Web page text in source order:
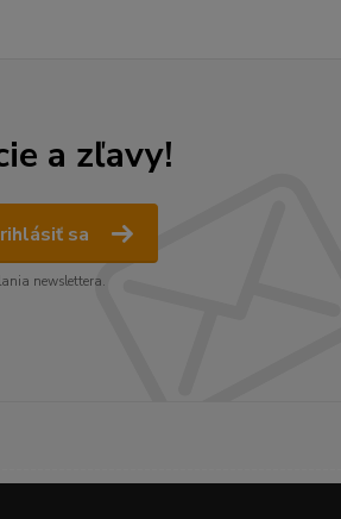
a zľavy!
sa
newslettera.